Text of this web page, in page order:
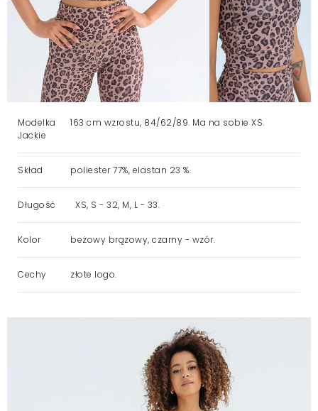
Modelka
Jackie
163 cm wzrostu, 84/62/89. Ma na sobie XS.
Skład poliester 77%, elastan 23 %.
Długość XS, S - 32, M, L - 33.
Kolor beżowy brązowy, czarny - wzór.
Cechy złote logo.